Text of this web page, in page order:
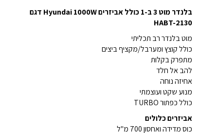
בלנדר מוט 3 ב-1 כולל אביזרים Hyundai 1000W דגם
HABT-2130
מוט בלנדר רב תכליתי
כולל קוצץ ומערבל/מקציף ביצים
מתפרק בקלות
להב אל חלד
אחיזה נוחה
מנוע שקט ועוצמתי
כולל כפתור TURBO
אביזרים כלולים
כוס מדידה ואחסון 700 מ"ל